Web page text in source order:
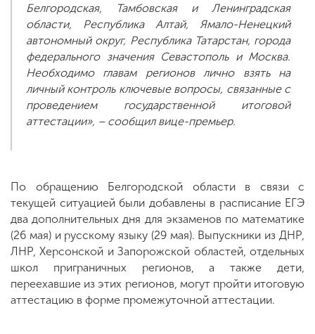
Белгородская, Тамбовская и Ленинградская
области, Республика Алтай, Ямало-Ненецкий
автономный округ, Республика Татарстан, города
федерального значения Севастополь и Москва.
Необходимо главам регионов лично взять на
личный контроль ключевые вопросы, связанные с
проведением государственной итоговой
аттестации», – сообщил вице-премьер.
По обращению Белгородской области в связи с
текущей ситуацией были добавлены в расписание ЕГЭ
два дополнительных дня для экзаменов по математике
(26 мая) и русскому языку (29 мая). Выпускники из ДНР,
ЛНР, Херсонской и Запорожской областей, отдельных
школ приграничных регионов, а также дети,
переехавшие из этих регионов, могут пройти итоговую
аттестацию в форме промежуточной аттестации.